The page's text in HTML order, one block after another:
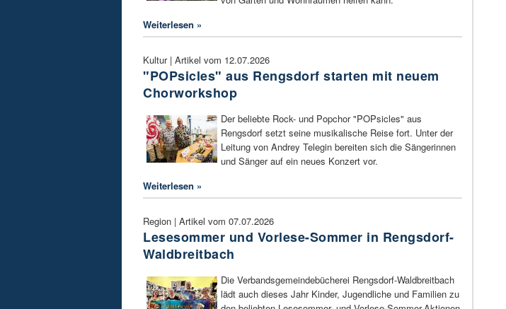
Weiterlesen »
Kultur | Artikel vom 12.07.2026
"POPsicles" aus Rengsdorf starten mit neuem
Chorworkshop
Der beliebte Rock- und Popchor "POPsicles" aus
Rengsdorf setzt seine musikalische Reise fort. Unter der
Leitung von Andrey Telegin bereiten sich die Sängerinnen
und Sänger auf ein neues Konzert vor.
Weiterlesen »
Region | Artikel vom 07.07.2026
Lesesommer und Vorlese-Sommer in Rengsdorf-
Waldbreitbach
Die Verbandsgemeindebücherei Rengsdorf-Waldbreitbach
lädt auch dieses Jahr Kinder, Jugendliche und Familien zu